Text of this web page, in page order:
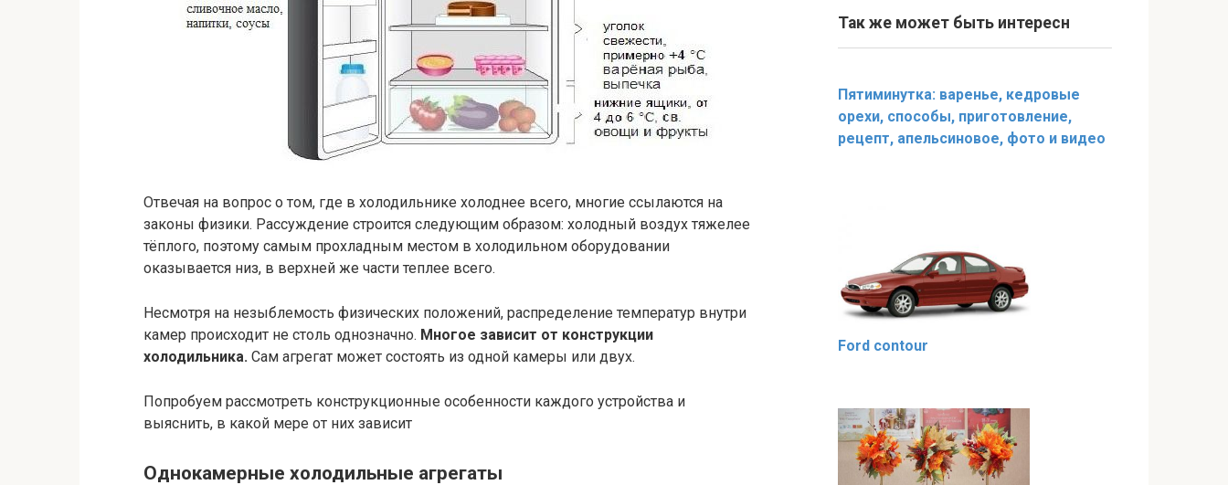
Отвечая на вопрос о том, где в холодильнике холоднее всего, многие ссылаются на
законы физики. Рассуждение строится следующим образом: холодный воздух тяжелее
тёплого, поэтому самым прохладным местом в холодильном оборудовании
оказывается низ, в верхней же части теплее всего.
Несмотря на незыблемость физических положений, распределение температур внутри
камер происходит не столь однозначно. Многое зависит от конструкции
холодильника. Сам агрегат может состоять из одной камеры или двух.
Попробуем рассмотреть конструкционные особенности каждого устройства и
выяснить, в какой мере от них зависит
Однокамерные холодильные агрегаты
Так же может быть интересн
Пятиминутка: варенье, кедровые
орехи, способы, приготовление,
рецепт, апельсиновое, фото и видео
Ford contour